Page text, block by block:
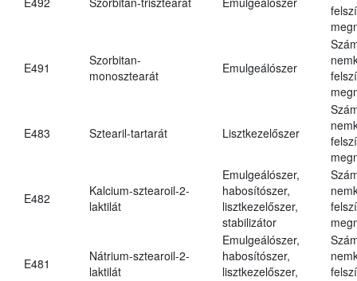
E491
Szorbitan-
monosztearát
Emulgeálószer
E483 Sztearil-tartarát Lisztkezelőszer
E482
Kalcium-sztearoil-2-
laktilát
Emulgeálószer,
habosítószer,
lisztkezelőszer,
stabilizátor
E481
Nátrium-sztearoil-2-
laktilát
Emulgeálószer,
habosítószer,
lisztkezelőszer,